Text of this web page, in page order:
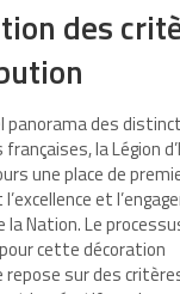
des
panorama des
la Légion
une place de
et
la Nation. Le
cette décoration
sur des